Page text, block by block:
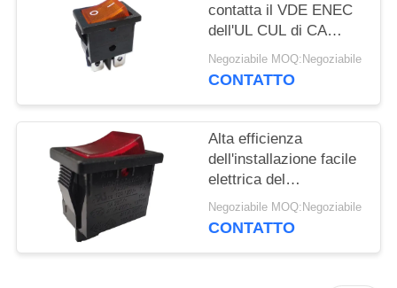
contatta il VDE ENEC
dell'UL CUL di CA
dell'interruttore a leva
R19-6 12A/21A 125V
Negoziabile MOQ:Negoziabile
CONTATTO
Alta efficienza
dell'installazione facile
elettrica del
commutatore R19-5
dell'attuatore
Negoziabile MOQ:Negoziabile
CONTATTO